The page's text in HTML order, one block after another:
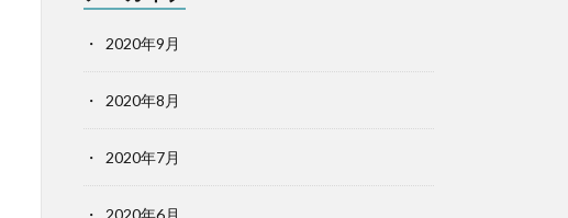
2020年9月
2020年8月
2020年7月
2020年6月